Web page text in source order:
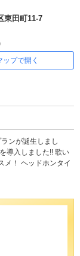
東田町11-7
プで開く
ンが誕生しまし
導入しました!! 歌い
メ！ ヘッドホンタイ